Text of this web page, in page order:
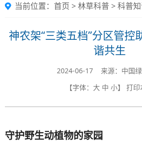
当前位置： 首页 >林草科普>科普
神农架“三类五档”分区管控
谐共生
2024-06-17 来源：中国
【字体： 大 中 小】 打印
守护野生动植物的家园